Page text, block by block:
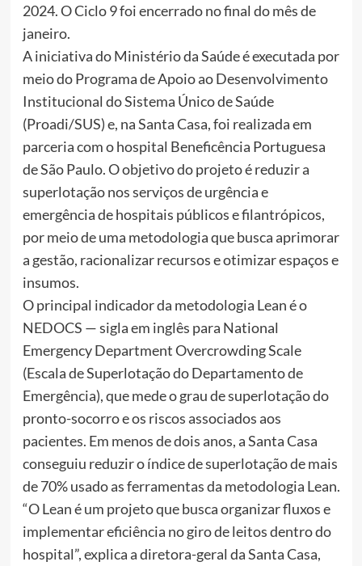
2024. O Ciclo 9 foi encerrado no final do mês de
janeiro.
A iniciativa do Ministério da Saúde é executada por
meio do Programa de Apoio ao Desenvolvimento
Institucional do Sistema Único de Saúde
(Proadi/SUS) e, na Santa Casa, foi realizada em
parceria com o hospital Beneficência Portuguesa
de São Paulo. O objetivo do projeto é reduzir a
superlotação nos serviços de urgência e
emergência de hospitais públicos e filantrópicos,
por meio de uma metodologia que busca aprimorar
a gestão, racionalizar recursos e otimizar espaços e
insumos.
O principal indicador da metodologia Lean é o
NEDOCS — sigla em inglês para National
Emergency Department Overcrowding Scale
(Escala de Superlotação do Departamento de
Emergência), que mede o grau de superlotação do
pronto-socorro e os riscos associados aos
pacientes. Em menos de dois anos, a Santa Casa
conseguiu reduzir o índice de superlotação de mais
de 70% usado as ferramentas da metodologia Lean.
“O Lean é um projeto que busca organizar fluxos e
implementar eficiência no giro de leitos dentro do
hospital”, explica a diretora-geral da Santa Casa,